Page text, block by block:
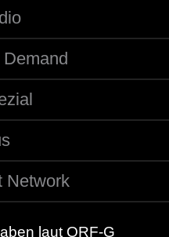
Network
laut ORF-G